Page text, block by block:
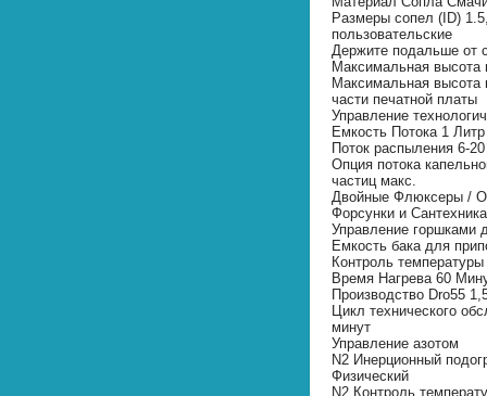
Размеры сопел (ID)
пользовательские
Держите подальше от
Максимальная
Максимальная высота
части печатной платы
Управление
Емкость Потока 1
Поток распыления 6-
Опция потока
частиц макс.
Двойные Флюксеры /
Форсунки и Сантехника
Управление горшками
Емкость бака для
Контроль
Время Нагрева 60
Производство Dro55
Цикл технического
минут
Управление азотом
N2 Инерционный
Физический
N2 Контроль